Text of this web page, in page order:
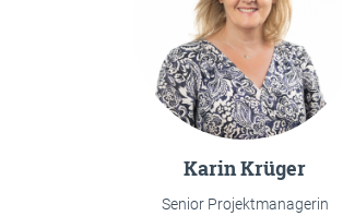
Karin Krüger
Senior Projektmanagerin